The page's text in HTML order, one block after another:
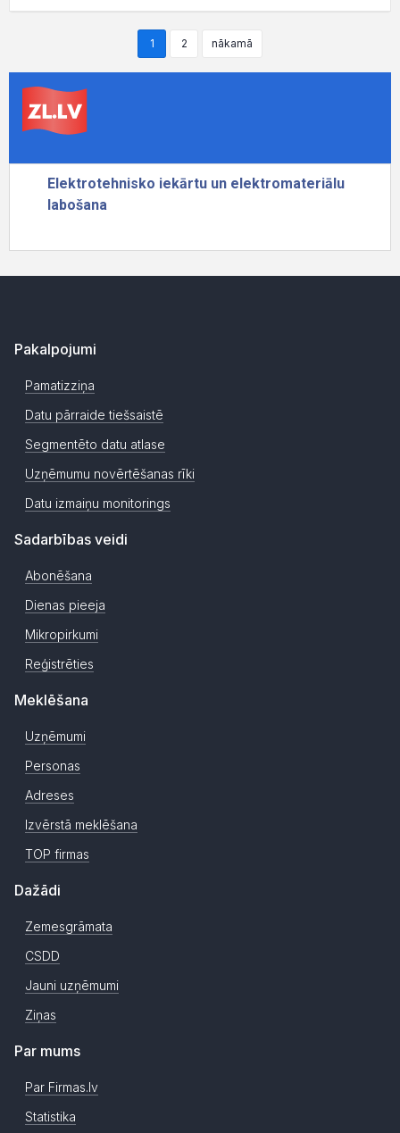
1 2 nākamā
Pakalpojumi
Pamatizziņa
Datu pārraide tiešsaistē
Segmentēto datu atlase
Uzņēmumu novērtēšanas rīki
Datu izmaiņu monitorings
Sadarbības veidi
Abonēšana
Dienas pieeja
Mikropirkumi
Reģistrēties
Meklēšana
Uzņēmumi
Personas
Adreses
Izvērstā meklēšana
TOP firmas
Dažādi
Zemesgrāmata
CSDD
Jauni uzņēmumi
Ziņas
Par mums
Par Firmas.lv
Statistika